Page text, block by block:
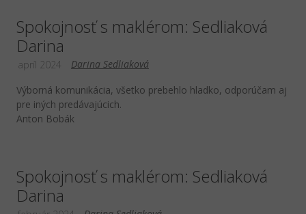
Spokojnosť s maklérom: Sedliaková
Darina
Darina Sedliaková
apríl 2024
Výborná komunikácia, všetko prebehlo hladko, odporúčam aj
pre iných predávajúcich.
Anton Bobák
Spokojnosť s maklérom: Sedliaková
Darina